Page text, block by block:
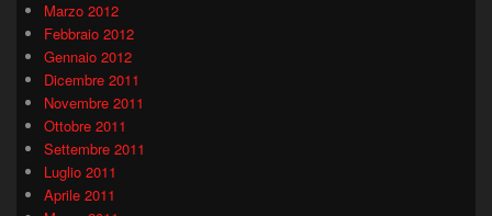
Marzo 2012
Febbraio 2012
Gennaio 2012
Dicembre 2011
Novembre 2011
Ottobre 2011
Settembre 2011
Luglio 2011
Aprile 2011